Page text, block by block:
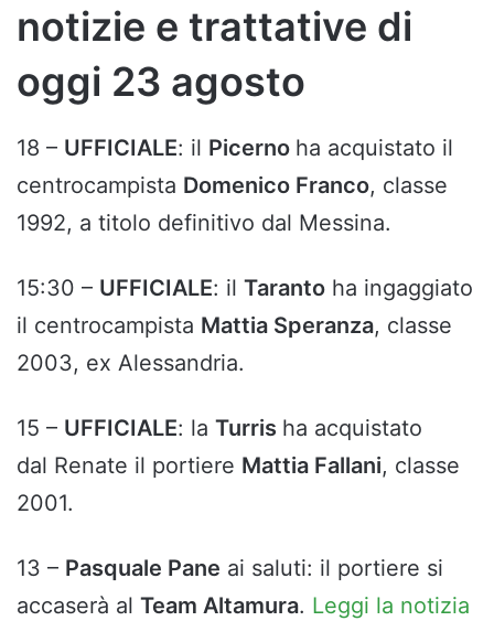
notizie e trattative di
oggi 23 agosto
18 – UFFICIALE: il Picerno ha acquistato il
centrocampista Domenico Franco, classe
1992, a titolo definitivo dal Messina.
15:30 – UFFICIALE: il Taranto ha ingaggiato
il centrocampista Mattia Speranza, classe
2003, ex Alessandria.
15 – UFFICIALE: la Turris ha acquistato
dal Renate il portiere Mattia Fallani, classe
2001.
13 – Pasquale Pane ai saluti: il portiere si
accaserà al Team Altamura. Leggi la notizia